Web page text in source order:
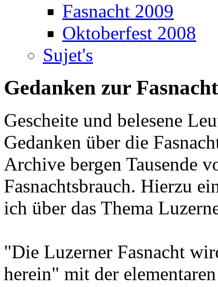
Fasnacht 2009
Oktoberfest 2008
Sujet's
Gedanken zur Fasnacht
Gescheite und belesene
Gedanken über die
Archive bergen Tausende
Fasnachtsbrauch. Hierzu
ich über das Thema
"Die Luzerner Fasnacht
herein" mit der